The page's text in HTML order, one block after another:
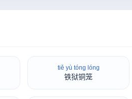
tiě yù tóng lóng
铁狱铜笼